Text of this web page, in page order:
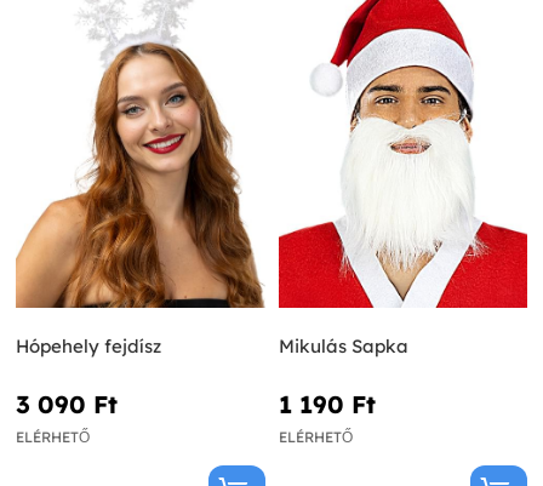
Hópehely fejdísz
3 090 Ft‎
ELÉRHETŐ
Mikulás Sapka
1 190 Ft‎
ELÉRHETŐ